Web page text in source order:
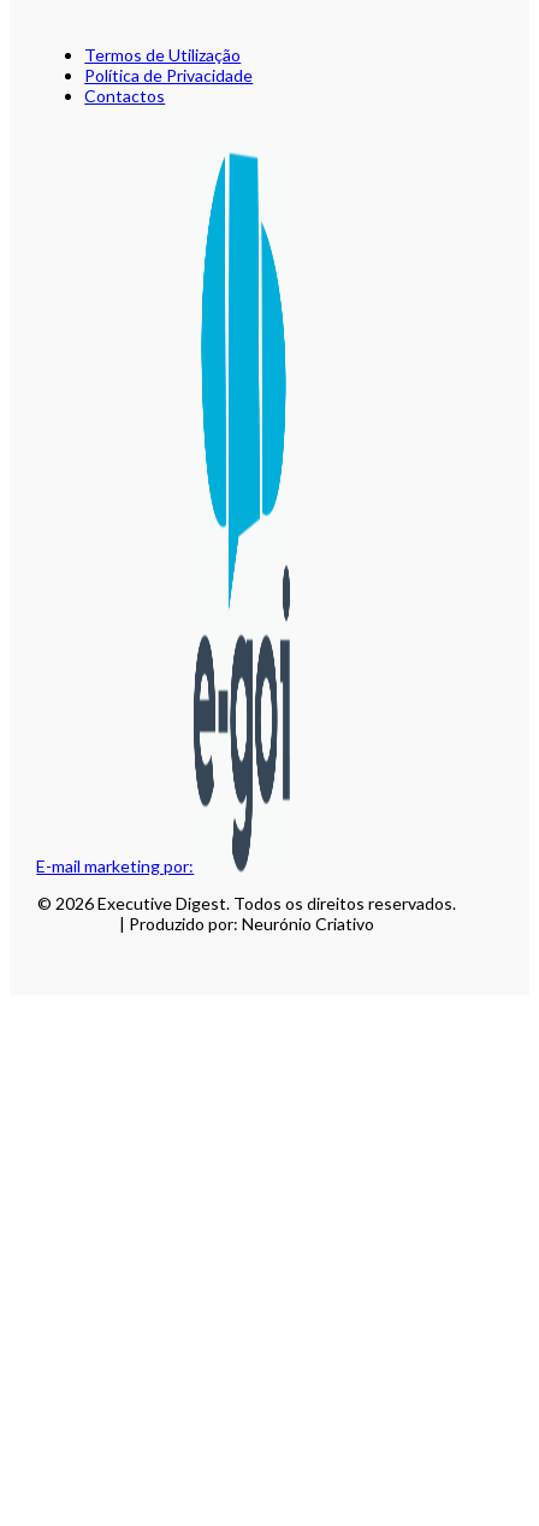
E-mail marketing por:
Termos de Utilização
Política de Privacidade
Contactos
© 2026 Executive Digest. Todos os direitos reservados.
| Produzido por: Neurónio Criativo